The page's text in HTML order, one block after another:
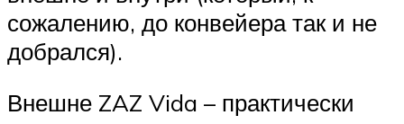
сожалению, до конвейера так и не
добрался).
Внешне ZAZ Vida – практически